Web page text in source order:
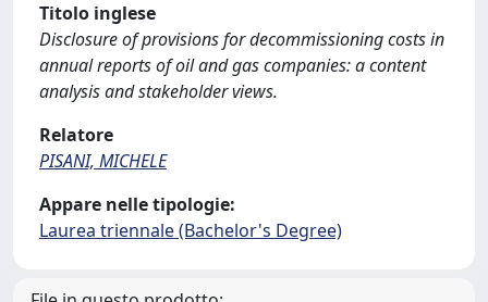
Titolo inglese
Disclosure of provisions for decommissioning costs in
annual reports of oil and gas companies: a content
analysis and stakeholder views.
Relatore
PISANI, MICHELE
Appare nelle tipologie:
Laurea triennale (Bachelor's Degree)